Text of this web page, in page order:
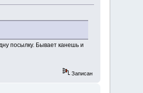
посылку. Бывает канешь и
Записан